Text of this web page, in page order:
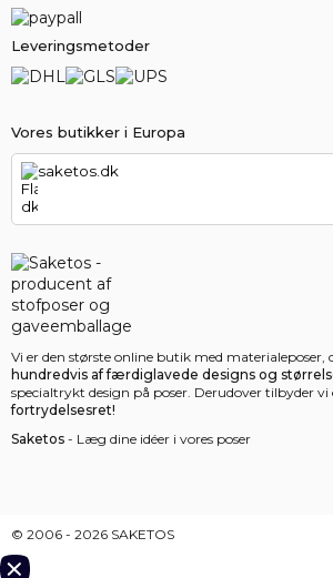
Vi er den største online butik med materialeposer,
hundredvis af færdiglavede designs og
specialtrykt design på poser. Derudover tilbyder vi
fortrydelsesret!
Saketos - Læg dine idéer i vores poser
Vores butikker i Europa
saketos.dk
Leveringsmetoder
© 2006 - 2026 SAKETOS